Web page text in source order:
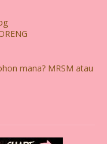
mana? MRSM atau